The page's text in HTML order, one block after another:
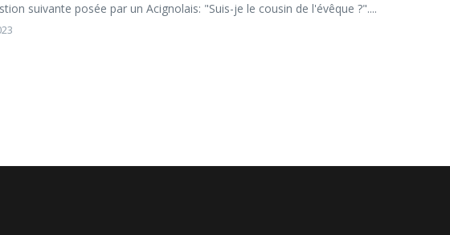
suivante posée par un Acignolais: "Suis-je le cousin de l'évêque ?"....